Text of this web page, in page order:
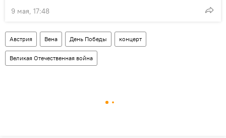
9 мая, 17:48
Австрия Вена День Победы концерт
Великая Отечественная война